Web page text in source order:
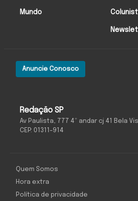
Redação SP
Av Paulista, 777 4º andar cj 41 Bela
CEP: 01311-914
Anuncie Conosco
Mundo
Quem Somos
Hora extra
Política de privacidade